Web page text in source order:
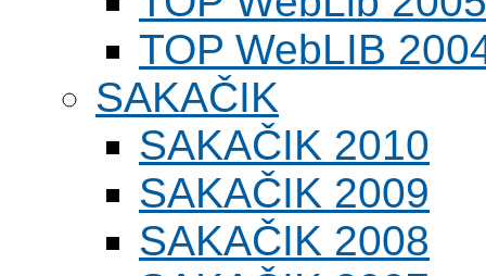
TOP WebLIB
SAKAČIK
SAKAČIK 2010
SAKAČIK 2009
SAKAČIK 2008